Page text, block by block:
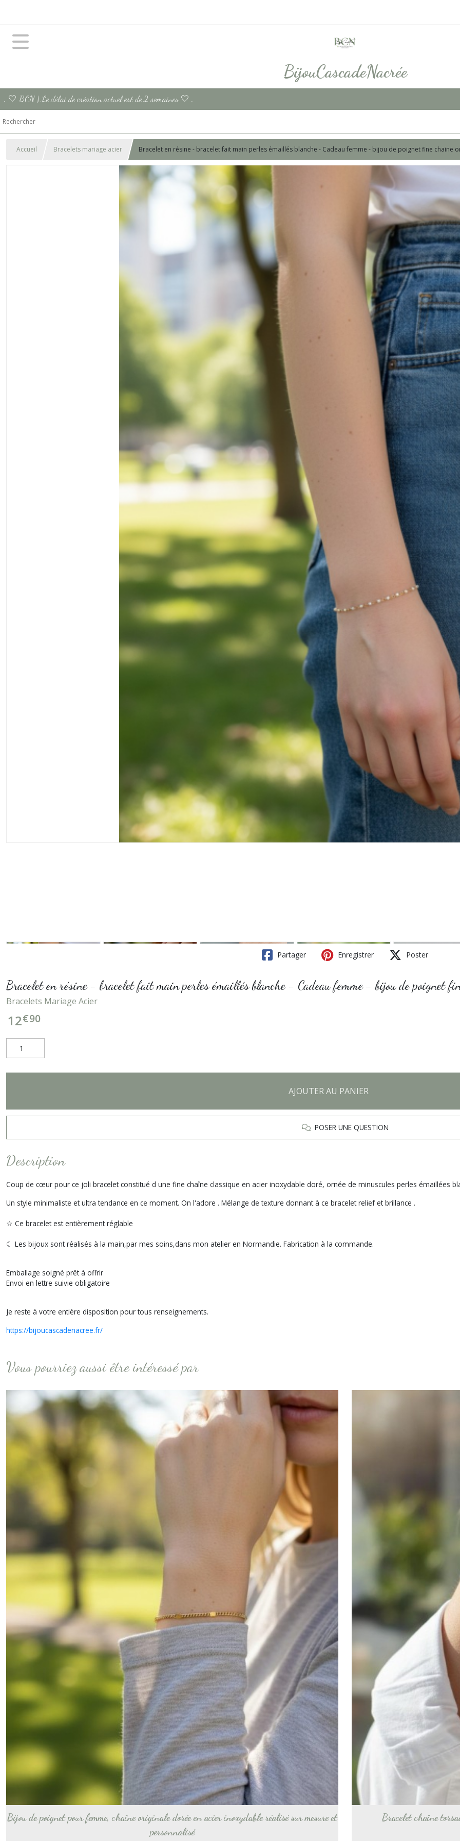
BijouCascadeNacrée
. 🤍 BCN | Le délai de création actuel est de 2 semaines 🤍 .
Accueil Bracelets mariage acier Bracelet en résine - bracelet fait main perles émaillés blanche - Cadeau femme - bijou de poignet fine chaine
Partager Enregistrer Poster
Bracelet en résine - bracelet fait main perles émaillés blanche - Cadeau femme - bijou de poignet
Bracelets Mariage Acier
12€90
AJOUTER AU PANIER
POSER UNE QUESTION
Description
Coup de cœur pour ce joli bracelet constitué d une fine chaîne classique en acier inoxydable doré, ornée de minuscules perles émaillées
Un style minimaliste et ultra tendance en ce moment. On l'adore . Mélange de texture donnant à ce bracelet relief et brillance .
☆ Ce bracelet est entièrement réglable
☾ Les bijoux sont réalisés à la main,par mes soins,dans mon atelier en Normandie. Fabrication à la commande.
Emballage soigné prêt à offrir
Envoi en lettre suivie obligatoire
Je reste à votre entière disposition pour tous renseignements.
https://bijoucascadenacree.fr/
Vous pourriez aussi être intéressé par
Bijou de poignet pour femme, chaîne originale dorée en acier inoxydable réalisé sur mesure et
personnalisé
Bracelet chaîne